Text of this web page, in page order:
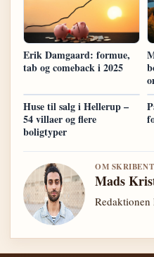
Erik Damgaard: formue,
tab og comeback i 2025
Huse til salg i Hellerup –
54 villaer og flere
boligtyper
OM
Mads